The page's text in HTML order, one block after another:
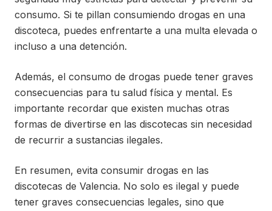
consumo. Si te pillan consumiendo drogas en una
discoteca, puedes enfrentarte a una multa elevada o
incluso a una detención.
Además, el consumo de drogas puede tener graves
consecuencias para tu salud física y mental. Es
importante recordar que existen muchas otras
formas de divertirse en las discotecas sin necesidad
de recurrir a sustancias ilegales.
En resumen, evita consumir drogas en las
discotecas de Valencia. No solo es ilegal y puede
tener graves consecuencias legales, sino que